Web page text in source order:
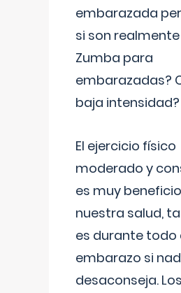
embarazada
si son
Zumba para
embarazadas?
baja intensidad?
El ejercicio físico
moderado y
es muy
nuestra salud,
es durante todo
embarazo si
desaconseja.